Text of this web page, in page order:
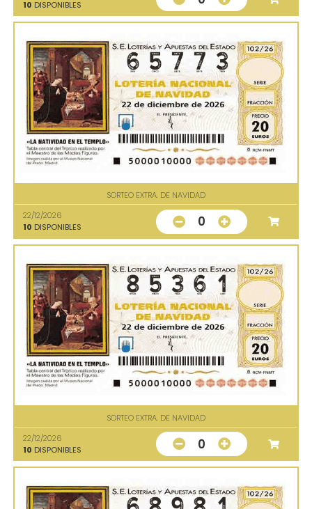
10 DISPONIBLES
SORTEO EXTRA. DE NAVIDAD
22/12/2026
10 DISPONIBLES 0
SORTEO EXTRA. DE NAVIDAD
22/12/2026
10 DISPONIBLES 0